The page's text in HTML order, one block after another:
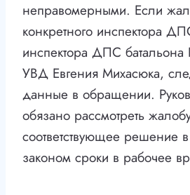
неправомерными. Если
конкретного инспектора
инспектора ДПС батальона
УВД Евгения Михасюка,
данные в обращении.
обязано рассмотреть
соответствующее решение
законом сроки в рабочее